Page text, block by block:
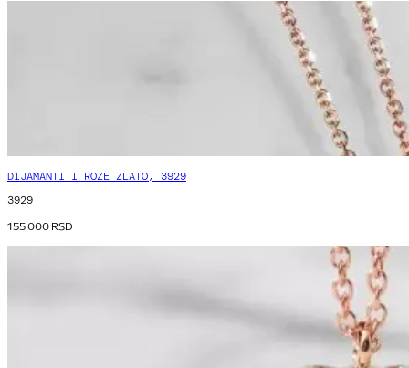
DIJAMANTI I ROZE ZLATO, 3929
3929
155 000RSD